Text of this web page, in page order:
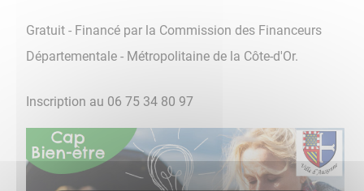
Gratuit - Financé par la Commission des Financeurs
Départementale - Métropolitaine de la Côte-d'Or.
Inscription au 06 75 34 80 97